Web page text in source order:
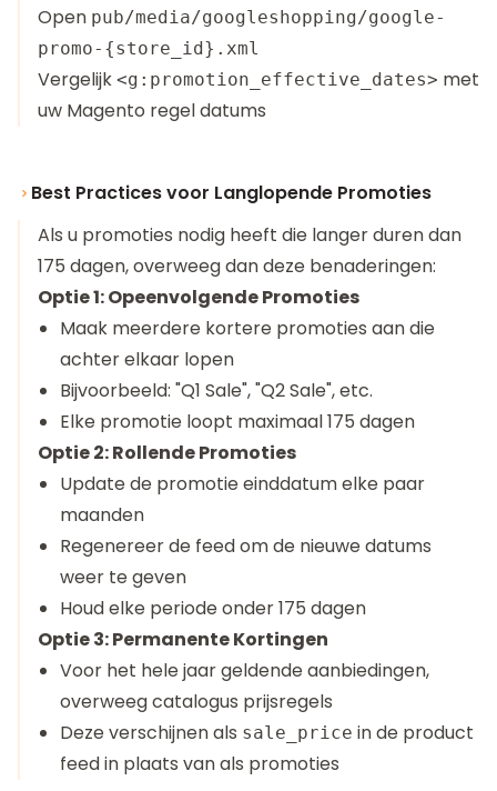
Open pub/media/googleshopping/google-
promo-{store_id}.xml
Vergelijk <g:promotion_effective_dates> met
uw Magento regel datums
Best Practices voor Langlopende Promoties
Als u promoties nodig heeft die langer duren dan
175 dagen, overweeg dan deze benaderingen:
Optie 1: Opeenvolgende Promoties
Maak meerdere kortere promoties aan die
achter elkaar lopen
Bijvoorbeeld: "Q1 Sale", "Q2 Sale", etc.
Elke promotie loopt maximaal 175 dagen
Optie 2: Rollende Promoties
Update de promotie einddatum elke paar
maanden
Regenereer de feed om de nieuwe datums
weer te geven
Houd elke periode onder 175 dagen
Optie 3: Permanente Kortingen
Voor het hele jaar geldende aanbiedingen,
overweeg catalogus prijsregels
Deze verschijnen als sale_price in de product
feed in plaats van als promoties